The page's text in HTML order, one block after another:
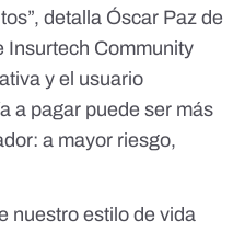
detalla Óscar Paz de
Insurtech Community
y el usuario
a pagar puede ser más
a mayor riesgo,
nuestro estilo de vida